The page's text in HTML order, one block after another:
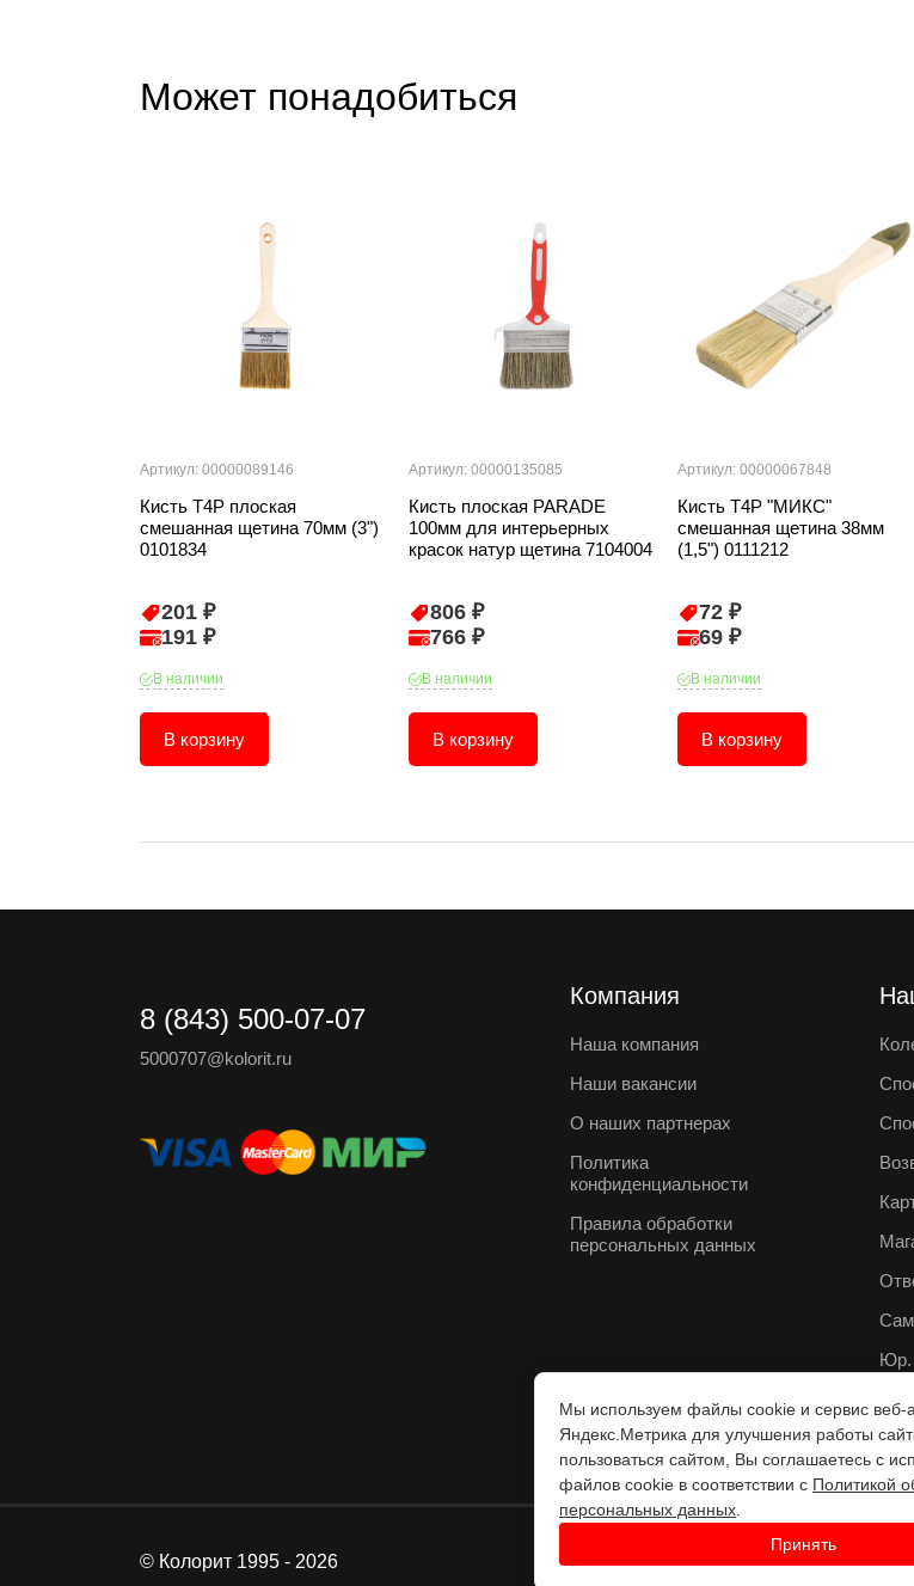
Может понадобиться
Артикул: 00000089146
Кисть T4P плоская
смешанная щетина 70мм (3")
0101834
201 ₽
191 ₽
В наличии
В корзину
Артикул: 00000135085
Кисть плоская PARADE
100мм для интерьерных
красок натур щетина 7104004
806 ₽
766 ₽
В наличии
В корзину
Артикул: 00000067848
Кисть T4P "МИКС"
смешанная щетина 38мм
(1,5") 0111212
72 ₽
69 ₽
В наличии
В корзину
8 (843) 500-07-07
5000707@kolorit.ru
Компания
Наша компания
Наши вакансии
О наших партнерах
Политика
конфиденциальности
Правила обработки
персональных данных
Юр.
© Колорит 1995 - 2026
Мы используем файлы cookie и сервис веб-
Яндекс.Метрика для улучшения работы
пользоваться сайтом, Вы соглашаетесь с
файлов cookie в соответствии с Политикой
персональных данных
Принять